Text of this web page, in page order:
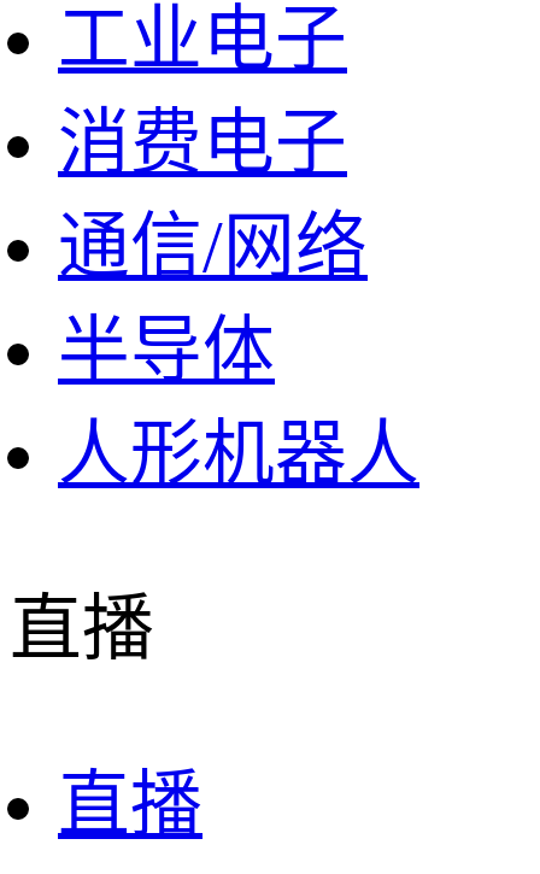
工业电子
消费电子
通信/网络
半导体
人形机器人
直播
直播